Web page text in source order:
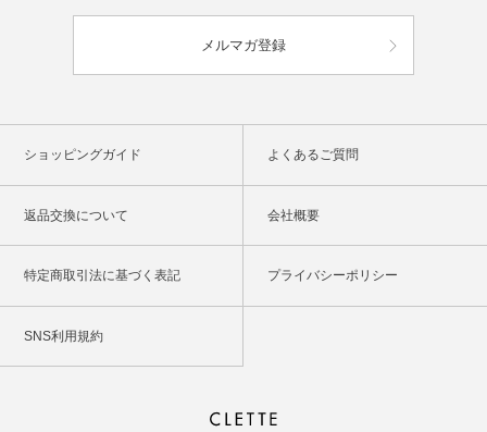
メルマガ登録
ショッピングガイド よくあるご質問
返品交換について 会社概要
特定商取引法に基づく表記 プライバシーポリシー
SNS利用規約